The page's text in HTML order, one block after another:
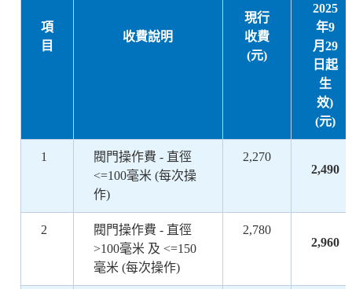
項
目
收費說明
現行
收費
(元)
2025
年9
月29
日起
生
效)
(元)
1
閥門操作費 - 直徑
<=100毫米 (每次操
作)
2,270
2,490
2
閥門操作費 - 直徑
>100毫米 及 <=150
毫米 (每次操作)
2,780
2,960